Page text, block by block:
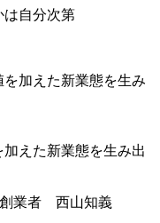
は自分次第
えた新業態を生み出
創業者 西山知義